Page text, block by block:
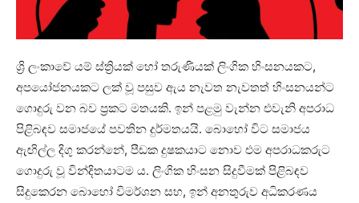
ශ්‍රි ලංකාවේ යම් ස්ත්‍රියක් හෝ තරුණියක් ලිංගික හිංසනයකට,
අපයෝජනයකට ලක් වූ පසුව ඇය නැවත නැවතත් හිංසනයන්ට
ගොදුරු වන බව ප්‍රකට මතයකි. ඉන් පළමු වැන්න එවැනි අපරාධ
පිළිබඳව සමාජයේ පවතින දුර්මතයයි. බොහෝ විට සමාජය
ඇඟිල්ල දිගු කරන්නේ, පීඩක දුෂකයාට නොව එම අපරාධකරුට
ගොදුරු වූ වින්දිතයාටම ය. ලිංගික හිංසන සිදුවීමක් පිළිබඳව
සිදුකෙරන බොහෝ විමර්ශන සහ, ඉන් අනතුරුව අධිකරණය